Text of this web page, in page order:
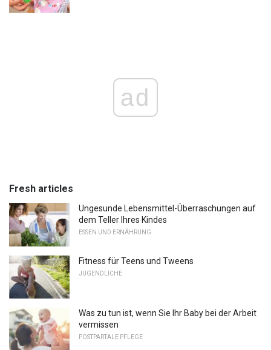
ad
Fresh articles
Ungesunde Lebensmittel-Überraschungen auf
dem Teller Ihres Kindes
ESSEN UND ERNÄHRUNG
Fitness für Teens und Tweens
JUGENDLICHE
Was zu tun ist, wenn Sie Ihr Baby bei der Arbeit
vermissen
POSTPARTALE PFLEGE